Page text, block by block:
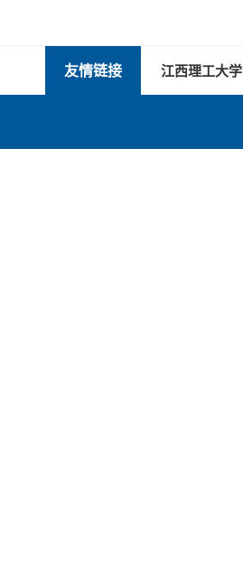
友情链接 江西理工大学